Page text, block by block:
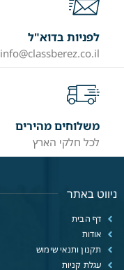
לפניות בדוא"ל
info@classberez.co.il
משלוחים מהירים
לכל חלקי הארץ
ניווט באתר
דף הבית
אודות
תקנון ותנאי שימוש
עגלת קניות